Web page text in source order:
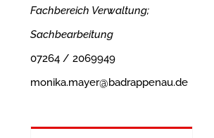
Fachbereich Verwaltung;
Sachbearbeitung
07264 / 2069949
monika.mayer@badrappenau.de